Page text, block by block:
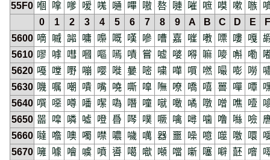
55F0 嗰 嗱 嗲 嗳 嗴 嗵 嗶 嗷 嗸 嗹 嗺 嗻 嗼 嗽 嗾
0
1 2 3 4 5 6 7 8 9 A B C D E
F
5600 嘀 嘁 嘂 嘃 嘄 嘅 嘆 嘇 嘈 嘉 嘊 嘋 嘌 嘍 嘎
5610 嘐 嘑 嘒 嘓 嘔 嘕 嘖 嘗 嘘 嘙 嘚 嘛 嘜 嘝 嘞
5620 嘠 嘡 嘢 嘣 嘤 嘥 嘦 嘧 嘨 嘩 嘪 嘫 嘬 嘭 嘮
5630 嘰 嘱 嘲 嘳 嘴 嘵 嘶 嘷 嘸 嘹 嘺 嘻 嘼 嘽 嘾
5640 噀 噁 噂 噃 噄 噅 噆 噇 噈 噉 噊 噋 噌 噍 噎
5650 噐 噑 噒 噓 噔 噕 噖 噗 噘 噙 噚 噛 噜 噝 噞
5660 噠 噡 噢 噣 噤 噥 噦 噧 器 噩 噪 噫 噬 噭 噮
5670 噰 噱 噲 噳 噴 噵 噶 噷 噸 噹 噺 噻 噼 噽 噾